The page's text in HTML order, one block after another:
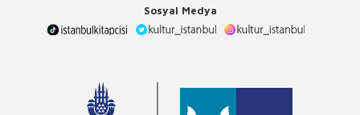
Sosyal Medya